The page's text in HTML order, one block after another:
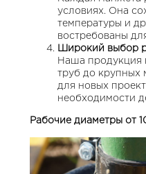
условиях. Она
температуры и
востребованы
Широкий выбор
Наша продукция
труб до крупных
для новых
необходимости
Рабочие диаметры от